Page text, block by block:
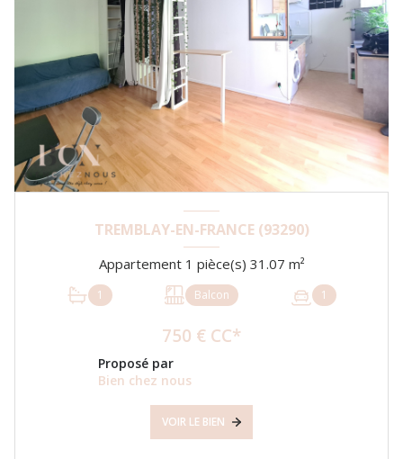
TREMBLAY-EN-FRANCE (93290)
Appartement 1 pièce(s) 31.07 m²
1 Balcon 1
750 € CC*
Proposé par
Bien chez nous
VOIR LE BIEN